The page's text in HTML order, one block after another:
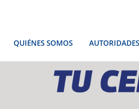
QUIÉNES SOMOS AUTORIDADES